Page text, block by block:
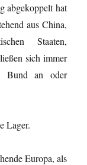
abgekoppelt hat
aus China,
Staaten,
sich immer
Bund an oder
Lager.
Europa, als